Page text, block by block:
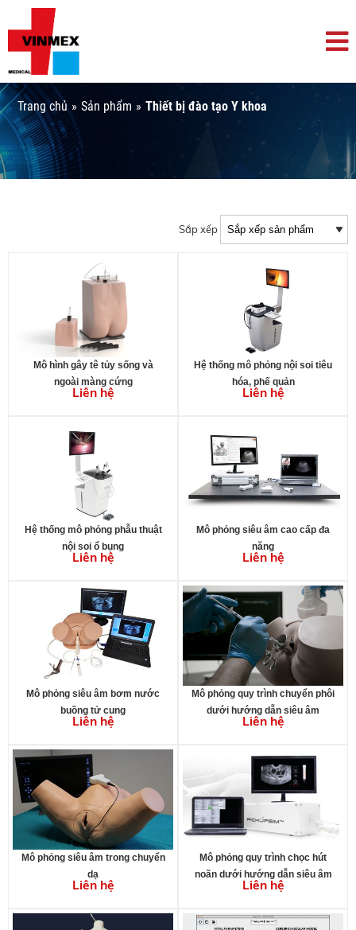
Trang chủ » Sản phẩm » Thiết bị đào tạo Y khoa
Sắp xếp
Mô hình gây tê tủy sống và
ngoài màng cứng
Liên hệ
Hệ thống mô phỏng nội soi tiêu
hóa, phế quản
Liên hệ
Hệ thống mô phỏng phẫu thuật
nội soi ổ bụng
Liên hệ
Mô phỏng siêu âm cao cấp đa
năng
Liên hệ
Mô phỏng siêu âm bơm nước
buồng tử cung
Liên hệ
Mô phỏng quy trình chuyển phôi
dưới hướng dẫn siêu âm
Liên hệ
Mô phỏng siêu âm trong chuyển
dạ
Liên hệ
Mô phỏng quy trình chọc hút
noãn dưới hướng dẫn siêu âm
Liên hệ